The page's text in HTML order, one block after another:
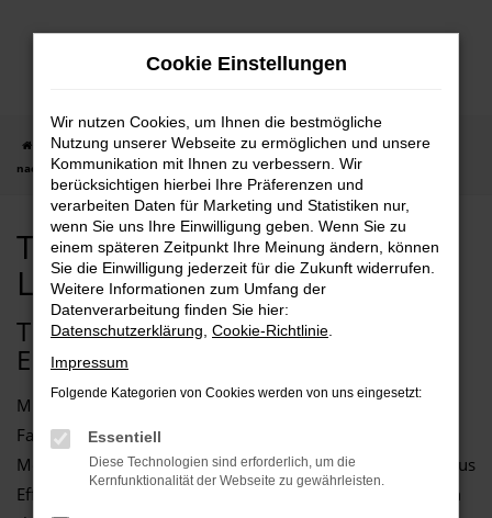
Zum
Startseite Dresden Tesla
Tesla Model X kaufen mit Lieferservice
nach Dresden
Tesla Model X kaufen mit
Lieferservice nach Dresden
TESLA MODEL X – UNSERE
EMPFEHLUNG FÜR DRESDEN
Mit einem Tesla Model X machen Sie nichts falsch. Für
Fahrten in Dresden und Umgebung eignet sich dieses
Modell ganz vortrefflich und bietet die perfekte Synthese aus
Effizienz und jeder Menge Komfort. Neben den zahlreichen
Cookie Einstellungen
Wir nutzen Cookies, um Ihnen die bestmögliche
Nutzung unserer Webseite zu ermöglichen und unsere
Kommunikation mit Ihnen zu verbessern. Wir
berücksichtigen hierbei Ihre Präferenzen und
verarbeiten Daten für Marketing und Statistiken nur,
wenn Sie uns Ihre Einwilligung geben. Wenn Sie zu
einem späteren Zeitpunkt Ihre Meinung ändern, können
Sie die Einwilligung jederzeit für die Zukunft widerrufen.
Weitere Informationen zum Umfang der
Datenverarbeitung finden Sie hier:
Datenschutzerklärung Cookie-Richtlinie
Impressum
Folgende Kategorien von Cookies werden von uns eingesetzt:
Essentiell
Diese Technologien sind erforderlich, um die
Kernfunktionalität der Webseite zu gewährleisten.